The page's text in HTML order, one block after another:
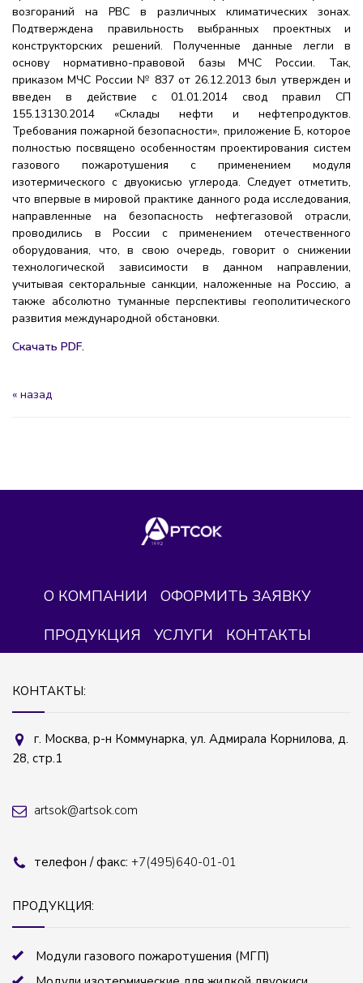
возгораний на РВС в различных климатических зонах.
Подтверждена правильность выбранных проектных и
конструкторских решений. Полученные данные легли в
основу нормативно-правовой базы МЧС России. Так,
приказом МЧС России № 837 от 26.12.2013 был утвержден и
введен в действие с 01.01.2014 свод правил СП
155.13130.2014 «Склады нефти и нефтепродуктов.
Требования пожарной безопасности», приложение Б, которое
полностью посвящено особенностям проектирования систем
газового пожаротушения с применением модуля
изотермического с двуокисью углерода. Следует отметить,
что впервые в мировой практике данного рода исследования,
направленные на безопасность нефтегазовой отрасли,
проводились в России с применением отечественного
оборудования, что, в свою очередь, говорит о снижении
технологической зависимости в данном направлении,
учитывая секторальные санкции, наложенные на Россию, а
также абсолютно туманные перспективы геополитического
развития международной обстановки.
Скачать PDF.
« назад
О КОМПАНИИ
ОФОРМИТЬ ЗАЯВКУ
ПРОДУКЦИЯ
УСЛУГИ КОНТАКТЫ
КОНТАКТЫ:
г. Москва, р-н Коммунарка, ул. Адмирала Корнилова, д.
28, стр.1
artsok@artsok.com
телефон / факс: +7(495)640-01-01
ПРОДУКЦИЯ:
Модули газового пожаротушения (МГП)